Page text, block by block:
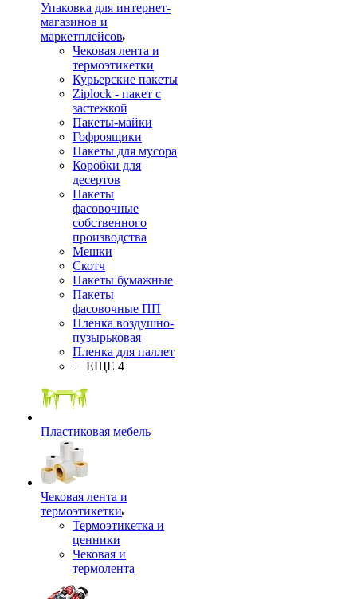
Упаковка для интернет-
магазинов и
маркетплейсов
Чековая лента и
термоэтикетки
Курьерские пакеты
Ziplock - пакет с
застежкой
Пакеты-майки
Гофроящики
Пакеты для мусора
Коробки для
десертов
Пакеты
фасовочные
собственного
производства
Мешки
Скотч
Пакеты бумажные
Пакеты
фасовочные ПП
Пленка воздушно-
пузырьковая
Пленка для паллет
+ ЕЩЕ 4
Пластиковая мебель
Чековая лента и
термоэтикетки
Термоэтикетка и
ценники
Чековая и
термолента